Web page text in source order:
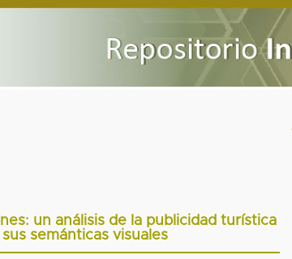
un análisis de la publicidad turística
semánticas visuales